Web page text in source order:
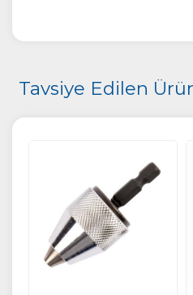
Tavsiye Edilen